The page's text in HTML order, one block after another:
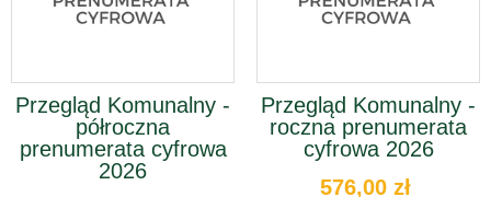
Przegląd Komunalny -
półroczna
prenumerata cyfrowa
2026
Przegląd Komunalny -
roczna prenumerata
cyfrowa 2026
576,00 zł